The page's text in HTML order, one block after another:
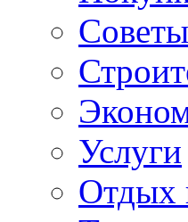
Советы
Услуги
Отдых